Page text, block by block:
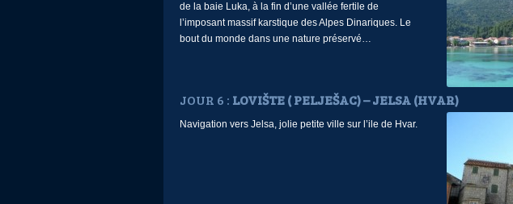
de la baie Luka, à la fin d’une vallée fertile de
l’imposant massif karstique des Alpes Dinariques. Le
bout du monde dans une nature préservé…
JOUR 6 : LOVIŠTE ( PELJEŠAC) – JELSA (HVAR)
Navigation vers Jelsa, jolie petite ville sur l’ile de Hvar.